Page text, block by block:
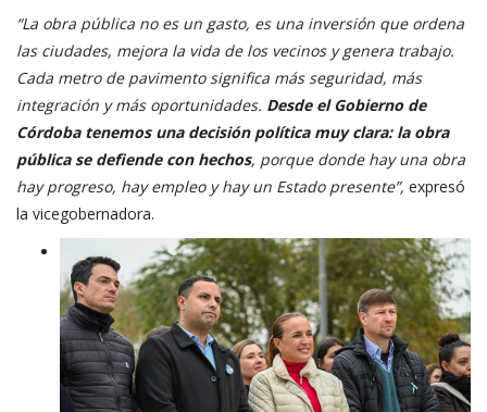
“La obra pública no es un gasto, es una inversión que ordena
las ciudades, mejora la vida de los vecinos y genera trabajo.
Cada metro de pavimento significa más seguridad, más
integración y más oportunidades. Desde el Gobierno de
Córdoba tenemos una decisión política muy clara: la obra
pública se defiende con hechos, porque donde hay una obra
hay progreso, hay empleo y hay un Estado presente”, expresó
la vicegobernadora.